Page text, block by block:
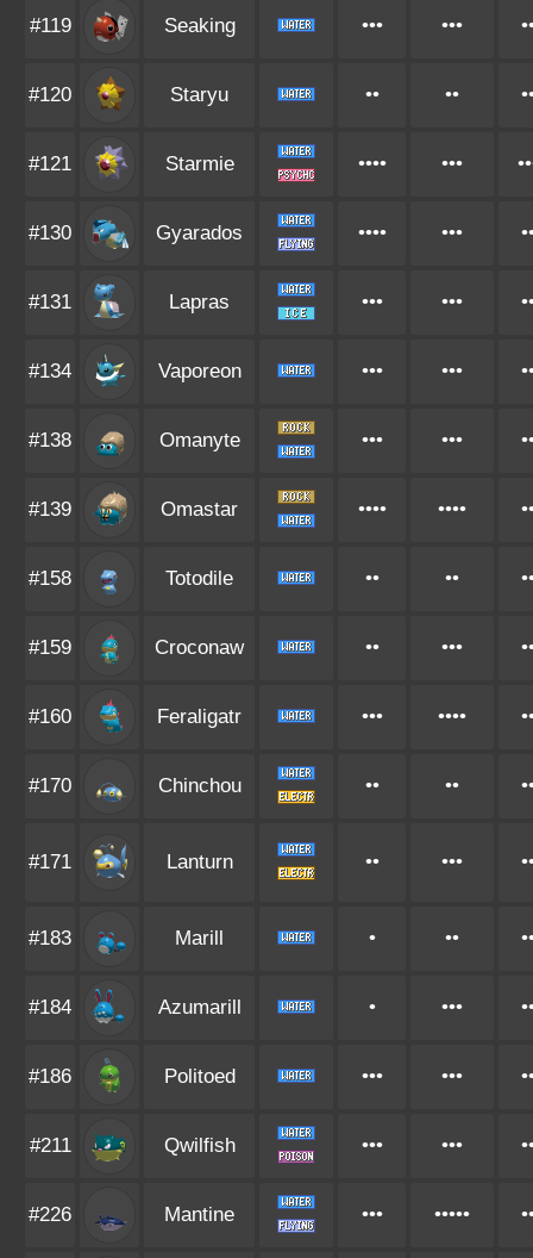
#119 Seaking ••• •••
#120 Staryu •• ••
#121 Starmie •••• •••
#130 Gyarados •••• •••
#131 Lapras ••• •••
#134 Vaporeon ••• •••
#138 Omanyte ••• •••
#139 Omastar •••• ••••
#158 Totodile •• ••
#159 Croconaw •• •••
#160 Feraligatr ••• ••••
#170 Chinchou •• ••
#171 Lanturn •• •••
#183 Marill • ••
#184 Azumarill • •••
#186 Politoed ••• •••
#211 Qwilfish ••• •••
#226 Mantine ••• •••••